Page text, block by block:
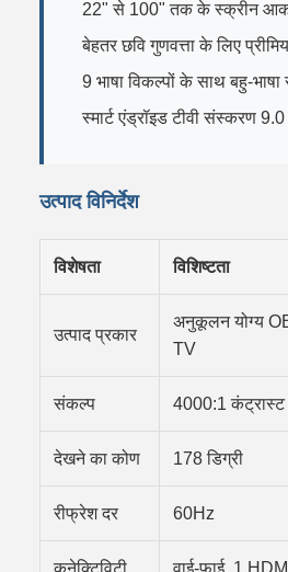
22" से 100" तक के स्क्रीन
बेहतर छवि गुणवत्ता के लिए
9 भाषा विकल्पों के साथ बहु-भाषा
स्मार्ट एंड्रॉइड टीवी संस्करण
उत्पाद विनिर्देश
विशेषता विशिष्टता
उत्पाद प्रकार
अनुकूलन योग्य
TV
संकल्प 4000:1
देखने का कोण 178 डिग्री
रीफ्रेश दर 60Hz
कनेक्टिविटी वाई-फाई, 1